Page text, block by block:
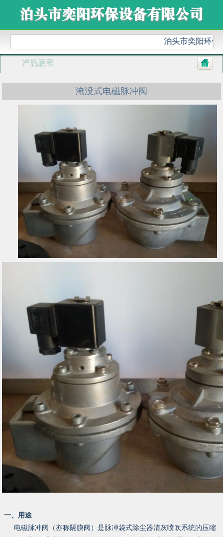
泊头市奕阳环保
产品展示
淹没式电磁脉冲阀
一、用途
电磁脉冲阀（亦称隔膜阀）是脉冲袋式除尘器清灰喷吹系统的压缩